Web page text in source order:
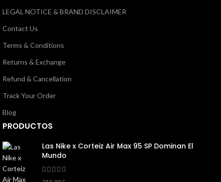
LEGAL NOTICE & BRAND DISCLAIMER
Contact Us
Terms & Conditions
Returns & Exchange
Refund & Cancellation
Track Your Order
Blog
PRODUCTOS
Las Nike x Corteiz Air Max 95 SP Dominan El
Mundo